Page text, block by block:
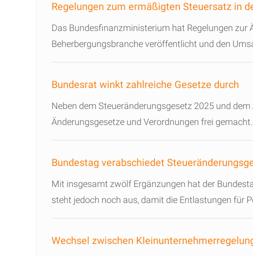
Regelungen zum ermäßigten Steuersatz in
Das Bundesfinanzministerium hat Regelungen zur
Beherbergungsbranche veröffentlicht und den
Bundesrat winkt zahlreiche Gesetze durch
Neben dem Steueränderungsgesetz 2025 und
Änderungsgesetze und Verordnungen frei gemacht.
Bundestag verabschiedet
Mit insgesamt zwölf Ergänzungen hat der
steht jedoch noch aus, damit die Entlastungen für
Wechsel zwischen